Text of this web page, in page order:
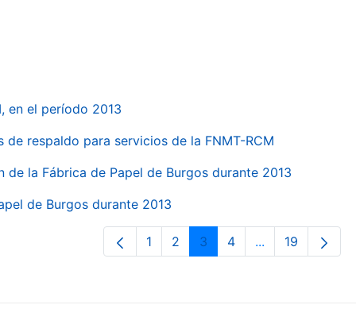
en el período 2013
respaldo para servicios de la FNMT-RCM
la Fábrica de Papel de Burgos durante 2013
de Burgos durante 2013
Orrialdea
1 Orrialdea
2 Orrialdea
3 Orrialdea
4 ...Intermediate
Orrialdea
19